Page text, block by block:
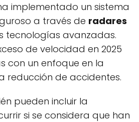
implementado un sistema
a través de radares
tecnologías avanzadas.
de velocidad en 2025
con un enfoque en la
reducción de accidentes.
pueden incluir la
si se considera que han